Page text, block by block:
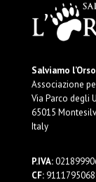
Salviamo
Associazione
Via Parco degli
65015
Italy
P.IVA:
CF: